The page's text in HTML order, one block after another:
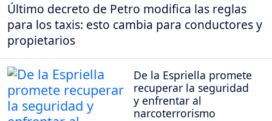
Último decreto de Petro modifica las reglas
para los taxis: esto cambia para conductores y
propietarios
De la Espriella promete
recuperar la seguridad
y enfrentar al
narcoterrorismo